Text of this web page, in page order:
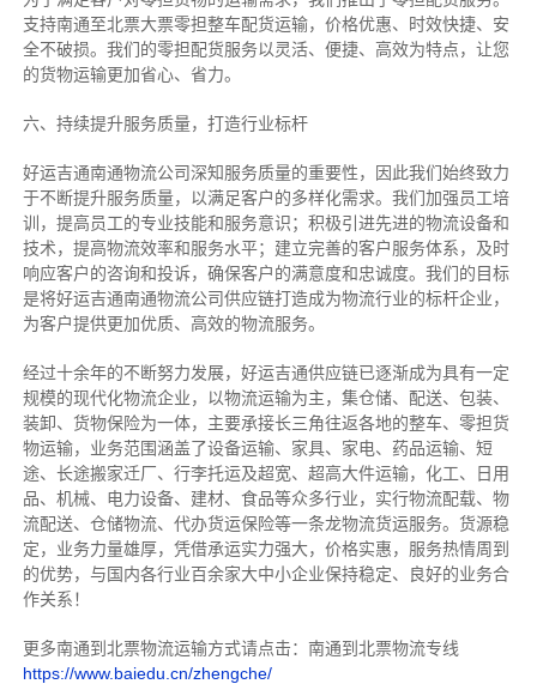
支持南通至北票大票零担整车配货运输，价格优惠、时效快捷、安
全不破损。我们的零担配货服务以灵活、便捷、高效为特点，让您
的货物运输更加省心、省力。
六、持续提升服务质量，打造行业标杆
好运吉通南通物流公司深知服务质量的重要性，因此我们始终致力
于不断提升服务质量，以满足客户的多样化需求。我们加强员工培
训，提高员工的专业技能和服务意识；积极引进先进的物流设备和
技术，提高物流效率和服务水平；建立完善的客户服务体系，及时
响应客户的咨询和投诉，确保客户的满意度和忠诚度。我们的目标
是将好运吉通南通物流公司供应链打造成为物流行业的标杆企业，
为客户提供更加优质、高效的物流服务。
经过十余年的不断努力发展，好运吉通供应链已逐渐成为具有一定
规模的现代化物流企业，以物流运输为主，集仓储、配送、包装、
装卸、货物保险为一体，主要承接长三角往返各地的整车、零担货
物运输，业务范围涵盖了设备运输、家具、家电、药品运输、短
途、长途搬家迁厂、行李托运及超宽、超高大件运输，化工、日用
品、机械、电力设备、建材、食品等众多行业，实行物流配载、物
流配送、仓储物流、代办货运保险等一条龙物流货运服务。货源稳
定，业务力量雄厚，凭借承运实力强大，价格实惠，服务热情周到
的优势，与国内各行业百余家大中小企业保持稳定、良好的业务合
作关系！
更多南通到北票物流运输方式请点击：南通到北票物流专线
https://www.baiedu.cn/zhengche/